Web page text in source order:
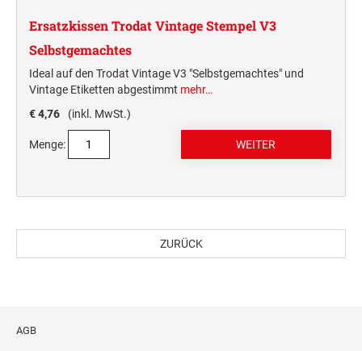
Ersatzkissen Trodat Vintage Stempel V3
Selbstgemachtes
Ideal auf den Trodat Vintage V3 "Selbstgemachtes" und
Vintage Etiketten abgestimmt mehr…
€ 4,76
(inkl. MwSt.)
Menge:
ZURÜCK
AGB